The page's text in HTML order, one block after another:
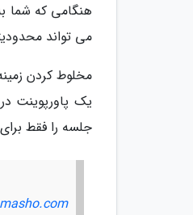
هنگامی که شما
می تواند
مخلوط کردن
یک پاورپوینت
جلسه را فقط